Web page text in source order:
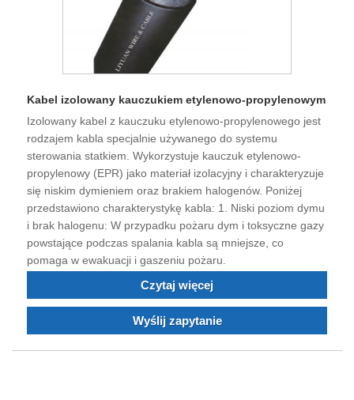
Kabel izolowany kauczukiem etylenowo-propylenowym
Izolowany kabel z kauczuku etylenowo-propylenowego jest
rodzajem kabla specjalnie używanego do systemu
sterowania statkiem. Wykorzystuje kauczuk etylenowo-
propylenowy (EPR) jako materiał izolacyjny i charakteryzuje
się niskim dymieniem oraz brakiem halogenów. Poniżej
przedstawiono charakterystykę kabla: 1. Niski poziom dymu
i brak halogenu: W przypadku pożaru dym i toksyczne gazy
powstające podczas spalania kabla są mniejsze, co
pomaga w ewakuacji i gaszeniu pożaru.
Czytaj więcej
Wyślij zapytanie